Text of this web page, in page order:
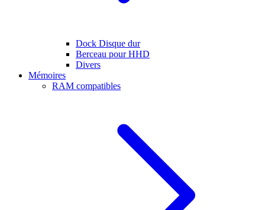
Dock Disque dur
Berceau pour HHD
Divers
Mémoires
RAM compatibles